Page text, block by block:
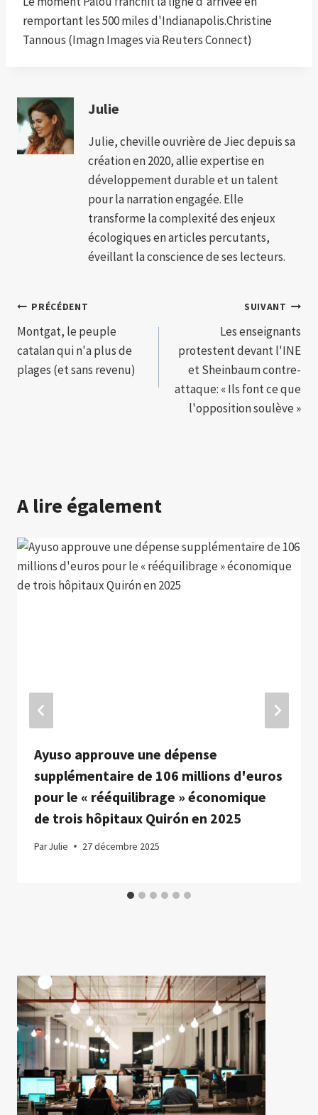
remportant les 500 miles d'Indianapolis.Christine
Tannous (Imagn Images via Reuters Connect)
Julie
Julie, cheville ouvrière de Jiec depuis sa
création en 2020, allie expertise en
développement durable et un talent
pour la narration engagée. Elle
transforme la complexité des enjeux
écologiques en articles percutants,
éveillant la conscience de ses lecteurs.
Navigation
de
l’article
PRÉCÉDENT
Montgat, le peuple
catalan qui n'a plus de
plages (et sans revenu)
SUIVANT
Les enseignants
protestent devant l'INE
et Sheinbaum contre-
attaque: « Ils font ce que
l'opposition soulève »
A lire également
Ayuso approuve une dépense
supplémentaire de 106 millions d'euros
pour le « rééquilibrage » économique
de trois hôpitaux Quirón en 2025
ParJulie 27 décembre 2025